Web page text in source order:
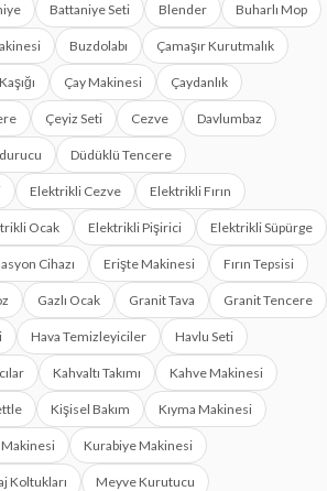
Battaniye Seti Blender Buharlı Mop
Buzdolabı Çamaşır Kurutmalık
Çay Makinesi Çaydanlık
Çeyiz Seti Cezve Davlumbaz
Düdüklü Tencere
Elektrikli Cezve Elektrikli Fırın
Ocak Elektrikli Pişirici Elektrikli Süpürge
Cihazı Erişte Makinesi Fırın Tepsisi
Gazlı Ocak Granit Tava Granit Tencere
Hava Temizleyiciler Havlu Seti
Kahvaltı Takımı Kahve Makinesi
Kişisel Bakım Kıyma Makinesi
Kurabiye Makinesi
Koltukları Meyve Kurutucu